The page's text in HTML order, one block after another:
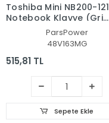
Toshiba Mini NB200-121
Notebook Klavye (Gri
ParsPower
48V163MG
515,81 TL
Sepete Ekle